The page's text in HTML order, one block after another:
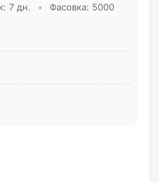
7 дн. •
Фасовка: 5000